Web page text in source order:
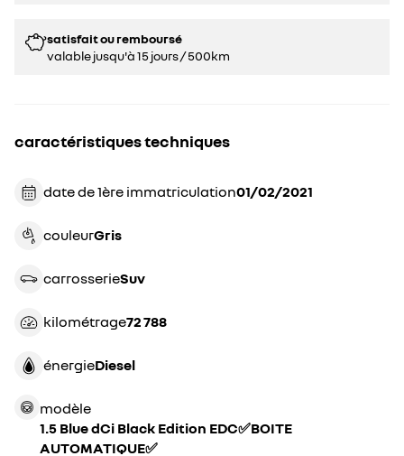
satisfait ou remboursé
valable jusqu'à 15 jours / 500km
caractéristiques techniques
date de 1ère immatriculation 01/02/2021
couleur gris
carrosserie suv
kilométrage 72 788
énergie diesel
modèle
1.5 Blue dCi Black Edition EDC✅BOITE
AUTOMATIQUE✅